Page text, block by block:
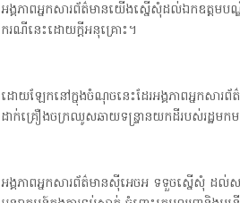
អង្គភាពអ្នកសារព័ត៌មានយើងស្នើសុំដល់ឯកឧត្តមបណ្
ករណីនេះដោយក្តីអនុគ្រោះ។
ដោយឡែកនៅក្នុងចំណុចនេះដែរអង្គភាពអ្នកសារព័
ដាក់គ្រឿងចក្រឈូសឆាយទន្ទ្រានយកដីរបស់រដ្ឋមក
អង្គភាពអ្នកសារព័ត៌មានស៊ីអេចអ ទទួចស្នើសុំ ដល់ស